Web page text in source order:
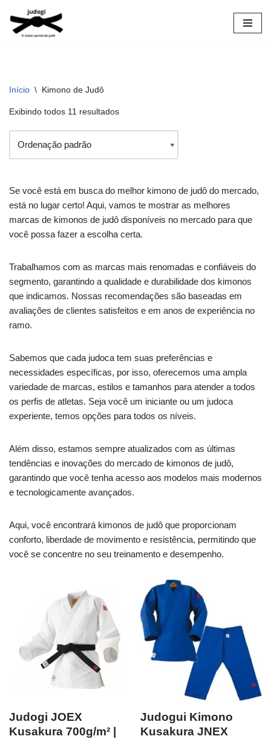
Pular
Início \ Kimono de Judô
Exibindo todos 11 resultados
Se você está em busca do melhor kimono de judô do mercado,
está no lugar certo! Aqui, vamos te mostrar as melhores
marcas de kimonos de judô disponíveis no mercado para que
você possa fazer a escolha certa.
Trabalhamos com as marcas mais renomadas e confiáveis do
segmento, garantindo a qualidade e durabilidade dos kimonos
que indicamos. Nossas recomendações são baseadas em
avaliações de clientes satisfeitos e em anos de experiência no
ramo.
Sabemos que cada judoca tem suas preferências e
necessidades específicas, por isso, oferecemos uma ampla
variedade de marcas, estilos e tamanhos para atender a todos
os perfis de atletas. Seja você um iniciante ou um judoca
experiente, temos opções para todos os níveis.
Além disso, estamos sempre atualizados com as últimas
tendências e inovações do mercado de kimonos de judô,
garantindo que você tenha acesso aos modelos mais modernos
e tecnologicamente avançados.
Aqui, você encontrará kimonos de judô que proporcionam
conforto, liberdade de movimento e resistência, permitindo que
você se concentre no seu treinamento e desempenho.
Judogi JOEX
Kusakura 700g/m² |
Judogui Kimono
Kusakura JNEX